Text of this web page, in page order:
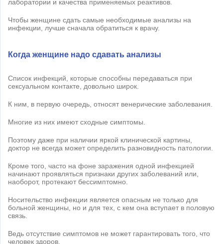
лаборатории и качества применяемых реактивов.
Чтобы женщине сдать самые необходимые анализы на
инфекции, лучше сначала обратиться к врачу.
Когда женщине надо сдавать анализы
Список инфекций, которые способны передаваться при
сексуальном контакте, довольно широк.
К ним, в первую очередь, относят венерические заболевания.
Многие из них имеют сходные симптомы.
Поэтому даже при наличии яркой клинической картины,
доктор не всегда может определить разновидность патологии.
Кроме того, часто на фоне заражения одной инфекцией
начинают проявляться признаки других заболеваний или,
наоборот, протекают бессимптомно.
Носительство инфекции является опасным не только для
больной женщины, но и для тех, с кем она вступает в половую
связь.
Ведь отсутствие симптомов не может гарантировать того, что
человек здоров.